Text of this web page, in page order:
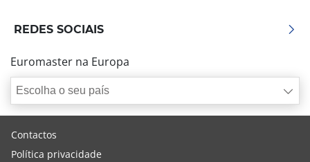
REDES SOCIAIS
Euromaster na Europa
Escolha o seu país
Contactos
Política privacidade